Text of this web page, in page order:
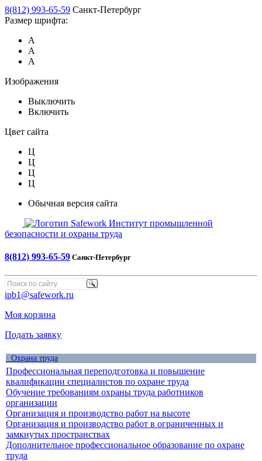
8(812) 993-65-59 Санкт-Петербург
Размер шрифта:
А
А
А
Изображения
Выключить
Включить
Цвет сайта
Ц
Ц
Ц
Ц
Обычная версия сайта
Safework Институт промышленной
безопасности и охраны труда
8(812) 993-65-59 Санкт-Петербург
ipb1@safework.ru
Моя корзина
Подать заявку
· Охрана труда
Профессиональная переподготовка и повышение
квалификации специалистов по охране труда
Обучение требованиям охраны труда работников
организации
Организация и производство работ на высоте
Организация и производство работ в ограниченных и
замкнутых пространствах
Дополнительное профессиональное образование по охране
труда